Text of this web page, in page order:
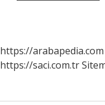
https://arabapedia.com
https://saci.com.tr